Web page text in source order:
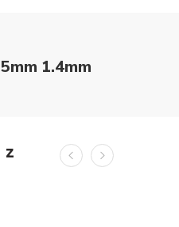
1.4mm
z